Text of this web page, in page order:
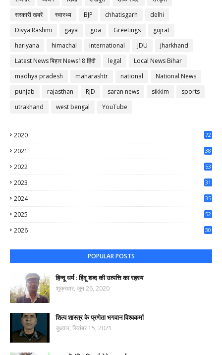
सरकारी खबरें
स्वास्थ्य BJP chhatisgarh
delhi
Divya Rashmi
gaya goa Greetings
gujrat
hariyana
himachal international JDU
jharkhand
Latest News बिहार News18 हिंदी
legal
Local News Bihar
madhya pradesh
maharashtr national
National News
punjab
rajasthan RJD saran news sikkim
sports
utrakhand
west bengal YouTube
2020
72
2021
38
2022
53
2023
31
2024
35
2025
52
2026
30
POPULAR POSTS
हिन्दू धर्म : हिंदू शब्द की उत्पत्ति का रहस्य
शुक्रवार, जून 26, 2020
शिल्प शास्त्र के प्रणेता भगवान विश्वकर्मा
बुधवार, सितंबर 15, 2021